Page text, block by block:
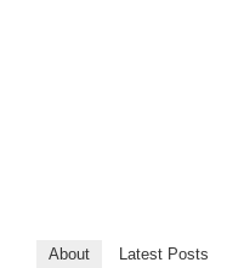
About Latest Posts